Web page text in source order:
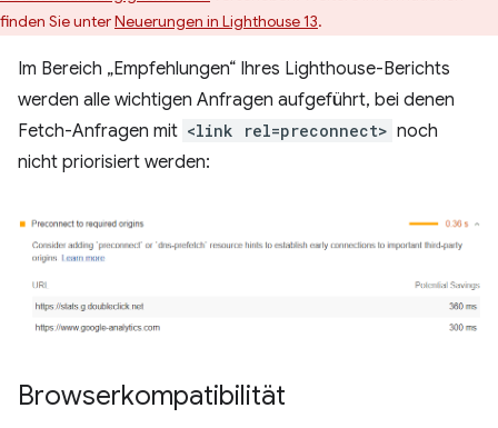
finden Sie unterNeuerungen in Lighthouse 13.
Im Bereich „Empfehlungen“ Ihres Lighthouse-Berichts
werden alle wichtigen Anfragen aufgeführt, bei denen
Fetch-Anfragen mit <link rel=preconnect> noch
nicht priorisiert werden:
Browserkompatibilität